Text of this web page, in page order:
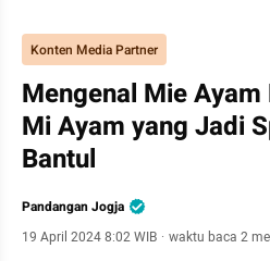
Konten Media Partner
Mengenal Mie
Mi Ayam yang Jadi
Bantul
Pandangan Jogja
19 April 2024 8:02 WIB · waktu baca 2